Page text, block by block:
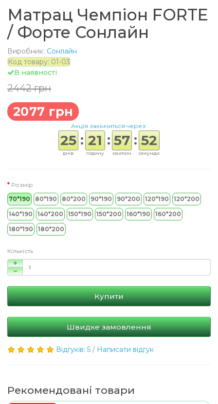
Матрац Чемпіон FORTE
/ Форте Сонлайн
Виробник: Сонлайн
Код товару: 01-03
В наявності
2442 грн
2077 грн
Акція закінчиться через:
25
днів
: 21
годину
: 57
хвилин
: 51
секунду
Розмір
70*190
80*190 80*200 90*190 90*200 120*190 120*200
140*190 140*200 150*190 150*200 160*190 160*200
180*190 180*200
Кількість
Купити
Швидке замовлення
Відгуків: 5 / Написати відгук
Рекомендовані товари